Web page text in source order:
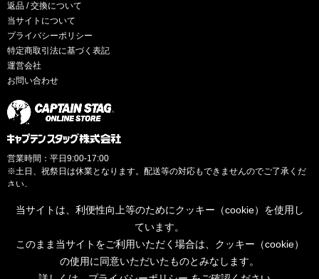
返品 / 交換について
当サイトについて
プライバシーポリシー
特定商取引法に基づく表記
運営会社
お問い合わせ
営業時間：平日9:00-17:00
※土日、祝祭日は休業となります。配送等の対応もできませんのでご了承くだ
さい。
当サイトは、利便性向上等のためにクッキー（cookie）を使用し
ています。
このまま当サイトをご利用いただく場合は、クッキー（cookie）
の使用に同意いただいたものとみなします。